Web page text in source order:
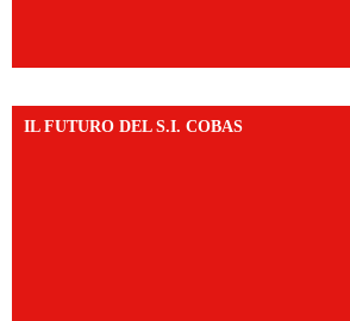
IL FUTURO DEL S.I. COBAS